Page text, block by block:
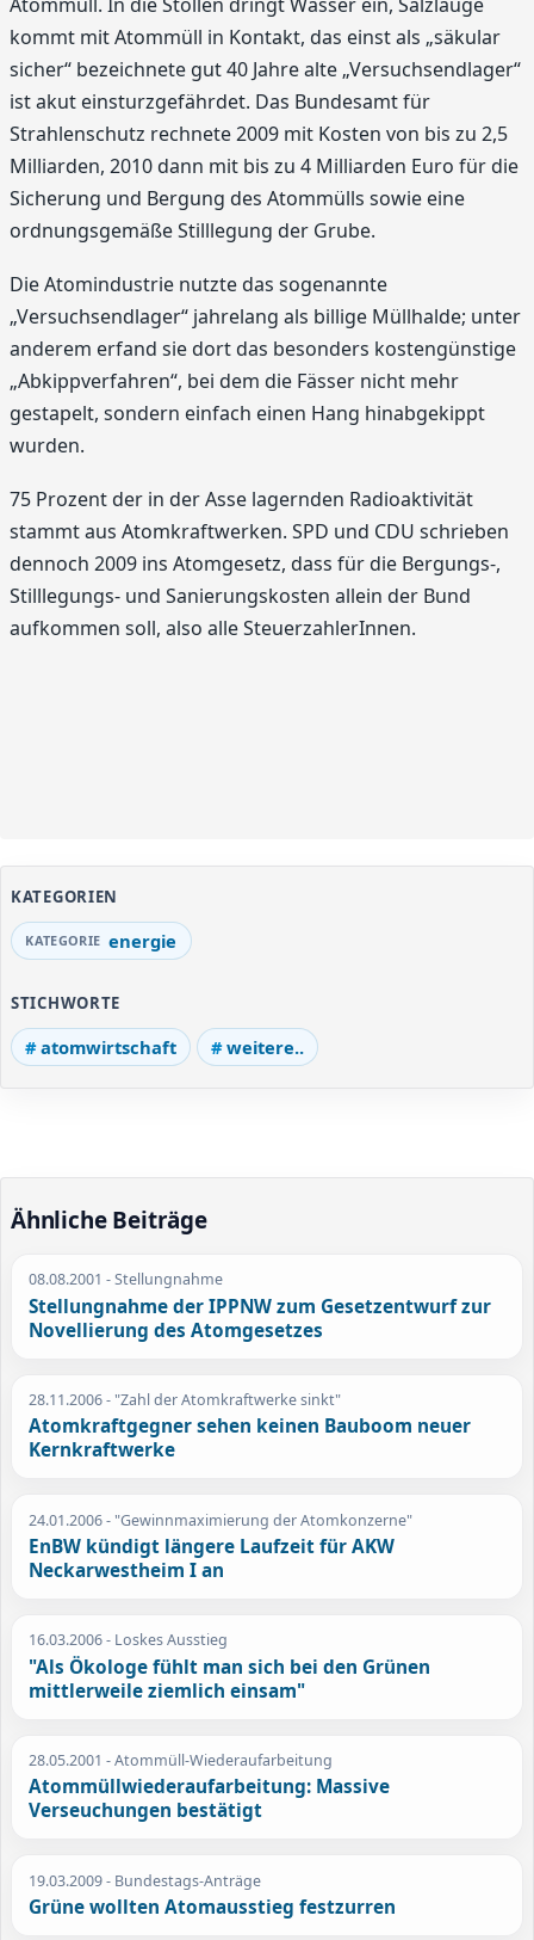
kommt mit Atommüll in Kontakt, das einst als „säkular
sicher“ bezeichnete gut 40 Jahre alte „Versuchsendlager“
ist akut einsturzgefährdet. Das Bundesamt für
Strahlenschutz rechnete 2009 mit Kosten von bis zu 2,5
Milliarden, 2010 dann mit bis zu 4 Milliarden Euro für die
Sicherung und Bergung des Atommülls sowie eine
ordnungsgemäße Stilllegung der Grube.
Die Atomindustrie nutzte das sogenannte
„Versuchsendlager“ jahrelang als billige Müllhalde; unter
anderem erfand sie dort das besonders kostengünstige
„Abkippverfahren“, bei dem die Fässer nicht mehr
gestapelt, sondern einfach einen Hang hinabgekippt
wurden.
75 Prozent der in der Asse lagernden Radioaktivität
stammt aus Atomkraftwerken. SPD und CDU schrieben
dennoch 2009 ins Atomgesetz, dass für die Bergungs-,
Stilllegungs- und Sanierungskosten allein der Bund
aufkommen soll, also alle SteuerzahlerInnen.
KATEGORIEN
energie
STICHWORTE
atomwirtschaft weitere..
Ähnliche Beiträge
08.08.2001 - Stellungnahme
Stellungnahme der IPPNW zum Gesetzentwurf zur
Novellierung des Atomgesetzes
28.11.2006- "Zahl der Atomkraftwerke sinkt"
Atomkraftgegner sehen keinen Bauboom neuer
Kernkraftwerke
24.01.2006- "Gewinnmaximierung der Atomkonzerne"
EnBW kündigt längere Laufzeit für AKW
Neckarwestheim I an
16.03.2006- Loskes Ausstieg
"Als Ökologe fühlt man sich bei den Grünen
mittlerweile ziemlich einsam"
28.05.2001 - Atommüll-Wiederaufarbeitung
Atommüllwiederaufarbeitung: Massive
Verseuchungen bestätigt
19.03.2009- Bundestags-Anträge
Grüne wollten Atomausstieg festzurren